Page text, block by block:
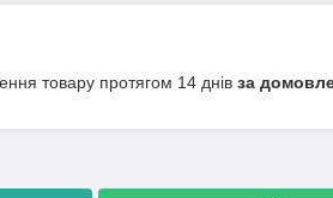
товару протягом 14 днів за